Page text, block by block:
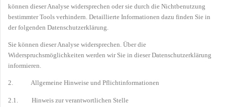
können dieser Analyse widersprechen oder sie durch die Nichtbenutzung
bestimmter Tools verhindern. Detaillierte Informationen dazu finden Sie in
der folgenden Datenschutzerklärung.
Sie können dieser Analyse widersprechen. Über die
Widerspruchsmöglichkeiten werden wir Sie in dieser Datenschutzerklärung
informieren.
2. Allgemeine Hinweise und Pflichtinformationen
2.1. Hinweis zur verantwortlichen Stelle